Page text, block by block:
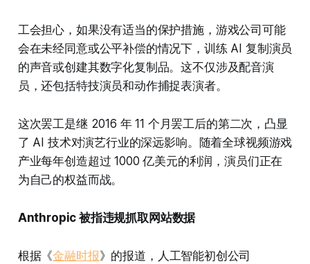
工会担心，如果没有适当的保护措施，游戏公司可能
会在未经同意或公平补偿的情况下，训练 AI 复制演员
的声音或创建其数字化复制品。这不仅涉及配音演
员，还包括特技演员和动作捕捉表演者。
这次罢工是继 2016 年 11 个月罢工后的第二次，凸显
了 AI 技术对演艺行业的深远影响。随着全球视频游戏
产业每年创造超过 1000 亿美元的利润，演员们正在
为自己的权益而战。
Anthropic 被指违规抓取网站数据
根据《金融时报》的报道，人工智能初创公司